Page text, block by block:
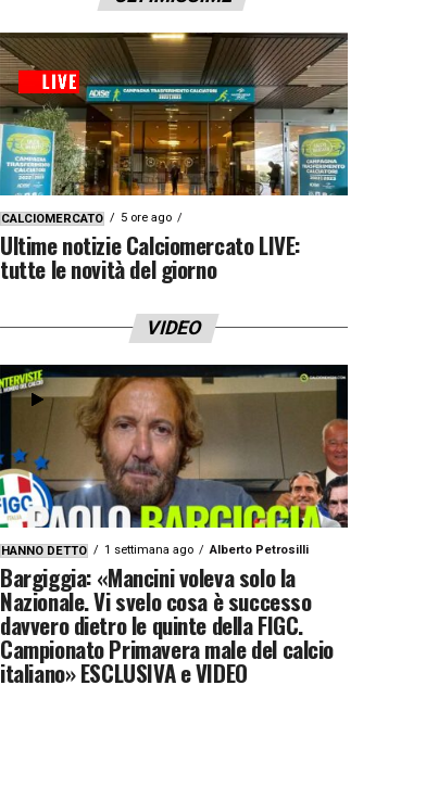
CALCIOMERCATO 5 ore ago
Ultime notizie Calciomercato LIVE:
tutte le novità del giorno
VIDEO
HANNO DETTO 1 settimana ago Alberto Petrosilli
Bargiggia: «Mancini voleva solo la
Nazionale. Vi svelo cosa è successo
davvero dietro le quinte della FIGC.
Campionato Primavera male del calcio
italiano» ESCLUSIVA e VIDEO